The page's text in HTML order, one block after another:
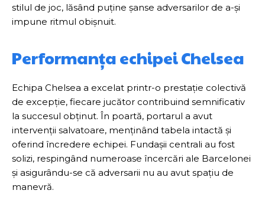
stilul de joc, lăsând puține șanse adversarilor de a-și
impune ritmul obișnuit.
Performanța echipei Chelsea
Echipa Chelsea a excelat printr-o prestație colectivă
de excepție, fiecare jucător contribuind semnificativ
la succesul obținut. În poartă, portarul a avut
intervenții salvatoare, menținând tabela intactă și
oferind încredere echipei. Fundașii centrali au fost
solizi, respingând numeroase încercări ale Barcelonei
și asigurându-se că adversarii nu au avut spațiu de
manevră.